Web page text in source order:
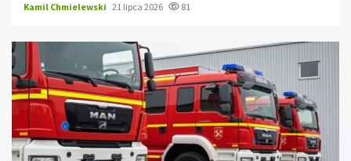
Kamil Chmielewski 21 lipca 2026 81